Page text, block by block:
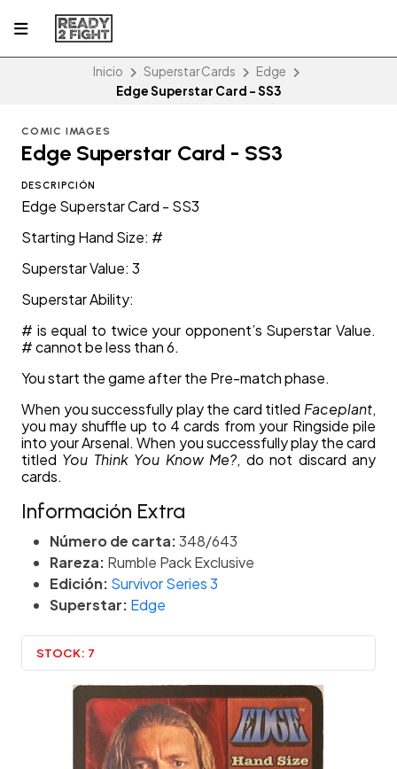
Inicio Superstar Cards
Edge
Edge Superstar Card - SS3
COMIC IMAGES
Edge Superstar Card - SS3
DESCRIPCIÓN
Edge Superstar Card - SS3
Starting Hand Size: #
Superstar Value: 3
Superstar Ability:
# is equal to twice your opponent’s Superstar Value.
# cannot be less than 6.
You start the game after the Pre-match phase.
When you successfully play the card titled Faceplant,
you may shuffle up to 4 cards from your Ringside pile
into your Arsenal. When you successfully play the card
titled You Think You Know Me?, do not discard any
cards.
Información Extra
Número de carta:348/643
Rareza: Rumble Pack Exclusive
Edición: Survivor Series 3
Superstar: Edge
STOCK: 7